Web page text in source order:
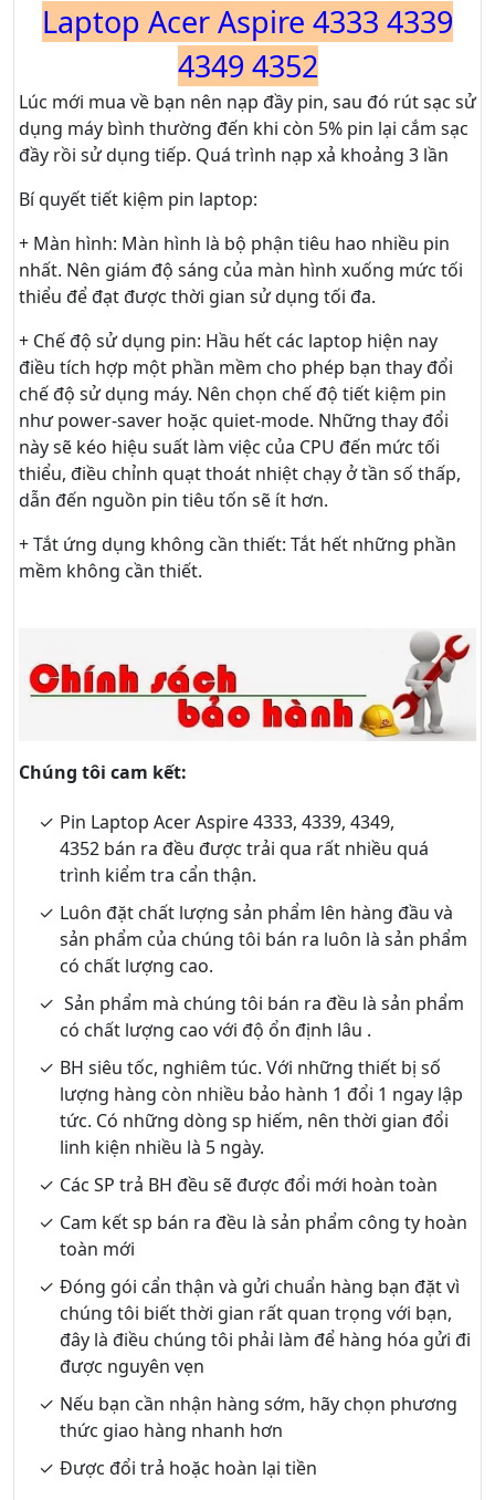
Laptop Acer Aspire 4333 4339
4349 4352
Lúc mới mua về bạn nên nạp đầy pin, sau đó rút sạc sử
dụng máy bình thường đến khi còn 5% pin lại cắm sạc
đầy rồi sử dụng tiếp. Quá trình nạp xả khoảng 3 lần
Bí quyết tiết kiệm pin laptop:
+ Màn hình: Màn hình là bộ phận tiêu hao nhiều pin
nhất. Nên giám độ sáng của màn hình xuống mức tối
thiểu để đạt được thời gian sử dụng tối đa.
+ Chế độ sử dụng pin: Hầu hết các laptop hiện nay
điều tích hợp một phần mềm cho phép bạn thay đổi
chế độ sử dụng máy. Nên chọn chế độ tiết kiệm pin
như power-saver hoặc quiet-mode. Những thay đổi
này sẽ kéo hiệu suất làm việc của CPU đến mức tối
thiểu, điều chỉnh quạt thoát nhiệt chạy ở tần số thấp,
dẫn đến nguồn pin tiêu tốn sẽ ít hơn.
+ Tắt ứng dụng không cần thiết: Tắt hết những phần
mềm không cần thiết.
Chúng tôi cam kết:
Pin Laptop Acer Aspire 4333, 4339, 4349,
4352 bán ra đều được trải qua rất nhiều quá
trình kiểm tra cẩn thận.
Luôn đặt chất lượng sản phẩm lên hàng đầu và
sản phẩm của chúng tôi bán ra luôn là sản phẩm
có chất lượng cao.
Sản phẩm mà chúng tôi bán ra đều là sản phẩm
có chất lượng cao với độ ổn định lâu .
BH siêu tốc, nghiêm túc. Với những thiết bị số
lượng hàng còn nhiều bảo hành 1 đổi 1 ngay lập
tức. Có những dòng sp hiếm, nên thời gian đổi
linh kiện nhiều là 5 ngày.
Các SP trả BH đều sẽ được đổi mới hoàn toàn
Cam kết sp bán ra đều là sản phẩm công ty hoàn
toàn mới
Đóng gói cẩn thận và gửi chuẩn hàng bạn đặt vì
chúng tôi biết thời gian rất quan trọng với bạn,
đây là điều chúng tôi phải làm để hàng hóa gửi đi
được nguyên vẹn
Nếu bạn cần nhận hàng sớm, hãy chọn phương
thức giao hàng nhanh hơn
Được đổi trả hoặc hoàn lại tiền